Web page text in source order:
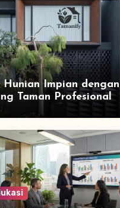
Hunian Impian dengan
Taman Profesional